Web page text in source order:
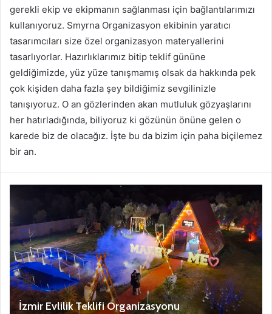
gerekli ekip ve ekipmanın sağlanması için bağlantılarımızı
kullanıyoruz. Smyrna Organizasyon ekibinin yaratıcı
tasarımcıları size özel organizasyon materyallerini
tasarlıyorlar. Hazırlıklarımız bitip teklif gününe
geldiğimizde, yüz yüze tanışmamış olsak da hakkında pek
çok kişiden daha fazla şey bildiğimiz sevgilinizle
tanışıyoruz. O an gözlerinden akan mutluluk gözyaşlarını
her hatırladığında, biliyoruz ki gözünün önüne gelen o
karede biz de olacağız. İşte bu da bizim için paha biçilemez
bir an.
İzmir Evlilik Teklifi Organizasyonu